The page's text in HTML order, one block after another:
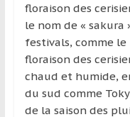
floraison des
le nom de « sakura
festivals, comme
floraison des
chaud et humide,
du sud comme
de la saison des